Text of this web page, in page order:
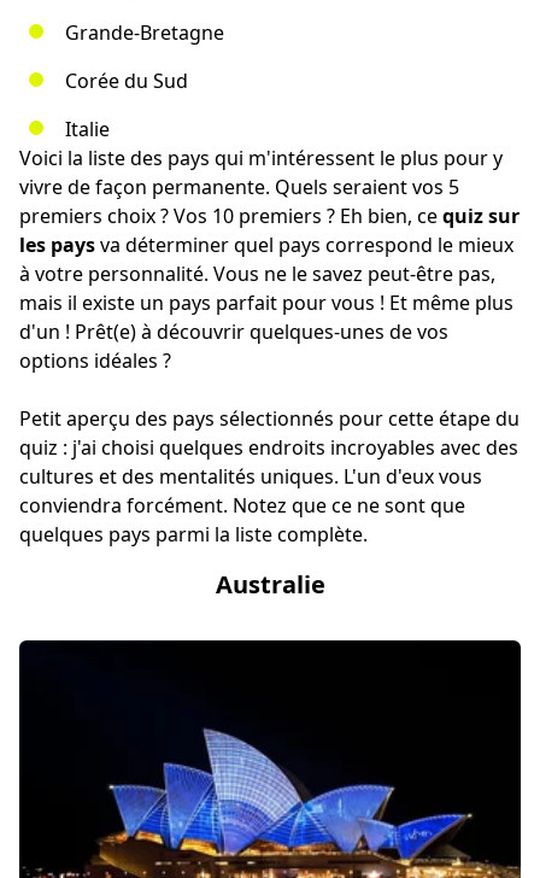
Grande-Bretagne
Corée du Sud
Italie
Voici la liste des pays qui m'intéressent le plus pour y
vivre de façon permanente. Quels seraient vos 5
premiers choix ? Vos 10 premiers ? Eh bien, cequiz sur
les paysva déterminer quel pays correspond le mieux
à votre personnalité. Vous ne le savez peut-être pas,
mais il existe un pays parfait pour vous ! Et même plus
d'un ! Prêt(e) à découvrir quelques-unes de vos
options idéales ?
Petit aperçu des pays sélectionnés pour cette étape du
quiz : j'ai choisi quelques endroits incroyables avec des
cultures et des mentalités uniques. L'un d'eux vous
conviendra forcément. Notez que ce ne sont que
quelques pays parmi la liste complète.
Australie